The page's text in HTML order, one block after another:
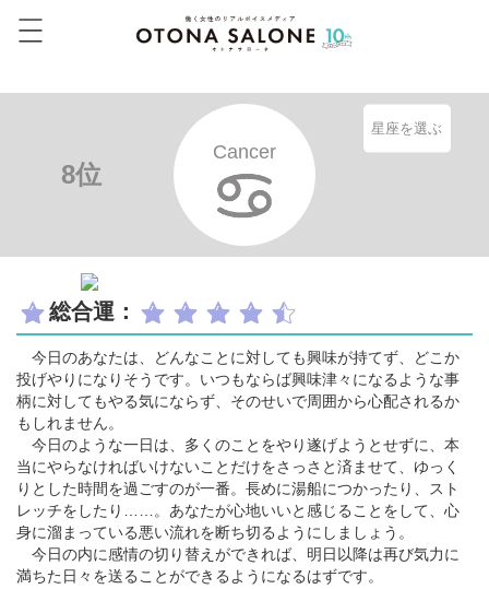
8位
Cancer
星座を選ぶ
総合運：
今日のあなたは、どんなことに対しても興味が持てず、どこか
投げやりになりそうです。いつもならば興味津々になるような事
柄に対してもやる気にならず、そのせいで周囲から心配されるか
もしれません。
今日のような一日は、多くのことをやり遂げようとせずに、本
当にやらなければいけないことだけをさっさと済ませて、ゆっく
りとした時間を過ごすのが一番。長めに湯船につかったり、スト
レッチをしたり……。あなたが心地いいと感じることをして、心
身に溜まっている悪い流れを断ち切るようにしましょう。
今日の内に感情の切り替えができれば、明日以降は再び気力に
満ちた日々を送ることができるようになるはずです。